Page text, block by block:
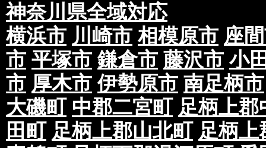
神奈川県全域対応
横浜市 川崎市 相模原市 座
市 平塚市 鎌倉市 藤沢市 小
市 厚木市 伊勢原市 南足柄市
大磯町 中郡二宮町 足柄上郡
田町 足柄上郡山北町 足柄上